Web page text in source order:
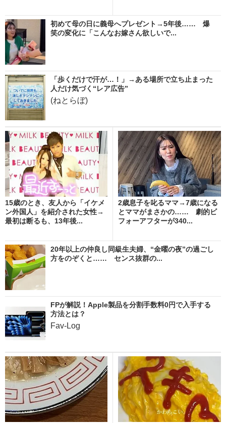
初めて母の日に義母へプレゼント→5年後…… 爆
笑の変化に「こんなお嫁さん欲しいで...
「歩くだけで汗が…！」→ある場所で立ち止まった
人だけ気づく“レア広告”
(ねとらぼ)
15歳のとき、友人から「イケメ
ン外国人」を紹介された女性→
最初は断るも、13年後...
2歳息子を叱るママ→7歳になる
とママがまさかの…… 劇的ビ
フォーアフターが340...
20年以上の仲良し同級生夫婦、“金曜の夜”の過ごし
方をのぞくと…… センス抜群の...
FPが解説！Apple製品を分割手数料0円で入手する
方法とは？
Fav-Log